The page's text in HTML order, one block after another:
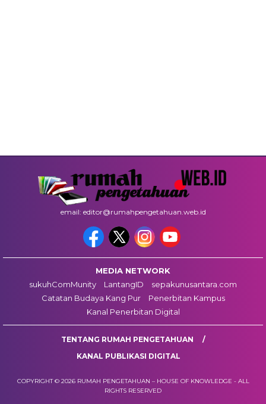
email: editor@rumahpengetahuan.web.id
MEDIA NETWORK
sukuhComMunity
LantangID
sepakunusantara.com
Catatan Budaya Kang Pur
Penerbitan Kampus
Kanal Penerbitan Digital
TENTANG RUMAH PENGETAHUAN
KANAL PUBLIKASI DIGITAL
COPYRIGHT © 2026 RUMAH PENGETAHUAN – HOUSE OF KNOWLEDGE - ALL
RIGHTS RESERVED